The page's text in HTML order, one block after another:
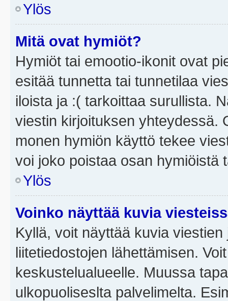
Ylös
Mitä ovat hymiöt?
Hymiöt tai emootio-ikonit ovat
esitää tunnetta tai tunnetilaa
iloista ja :( tarkoittaa surullista.
viestin kirjoituksen yhteydessä.
monen hymiön käyttö tekee
voi joko poistaa osan hymiöistä
Ylös
Voinko näyttää kuvia
Kyllä, voit näyttää kuvia
liitetiedostojen lähettämisen.
keskustelualueelle. Muussa
ulkopuoliseslta palvelimelta.